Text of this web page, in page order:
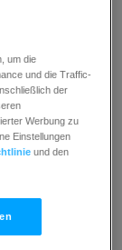
um die
und die Traffic-
der
Werbung zu
Einstellungen
und den